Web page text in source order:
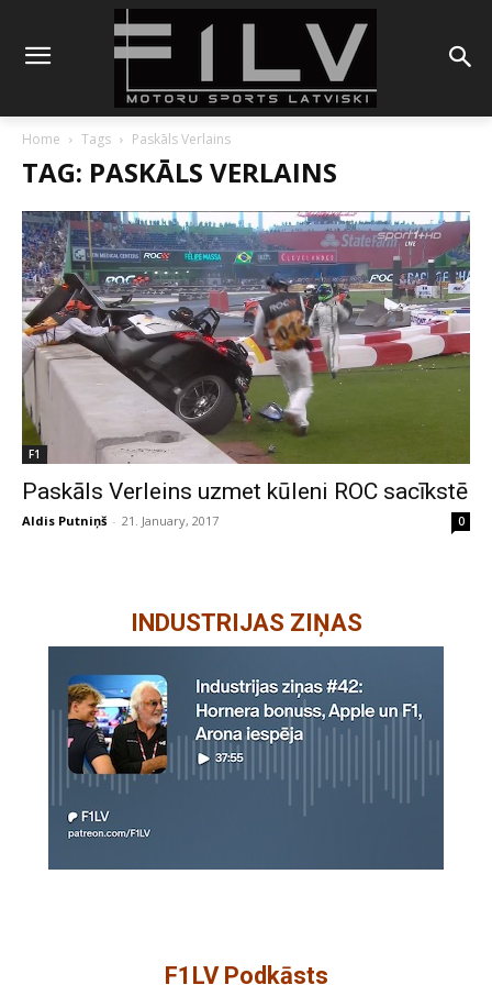
Home Tags Paskāls Verlains
TAG: PASKĀLS VERLAINS
F1
Paskāls Verleins uzmet kūleni ROC sacīkstē
Aldis Putniņš - 21. January, 2017 0
INDUSTRIJAS ZIŅAS
F1LV Podkāsts